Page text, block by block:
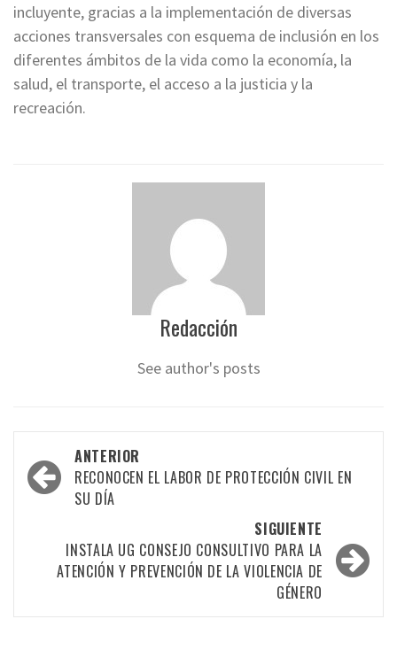
incluyente, gracias a la implementación de diversas
acciones transversales con esquema de inclusión en los
diferentes ámbitos de la vida como la economía, la
salud, el transporte, el acceso a la justicia y la
recreación.
Redacción
See author's posts
Navegación
por
entradas
ANTERIOR
RECONOCEN EL LABOR DE PROTECCIÓN CIVIL EN
SU DÍA
SIGUIENTE
INSTALA UG CONSEJO CONSULTIVO PARA LA
ATENCIÓN Y PREVENCIÓN DE LA VIOLENCIA DE
GÉNERO